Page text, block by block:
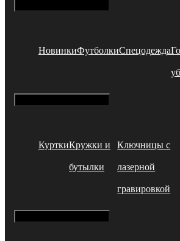
НовинкиФутболкиСпецодежда
КурткиКружки и
бутылки
Ключницы с
лазерной
гравировкой